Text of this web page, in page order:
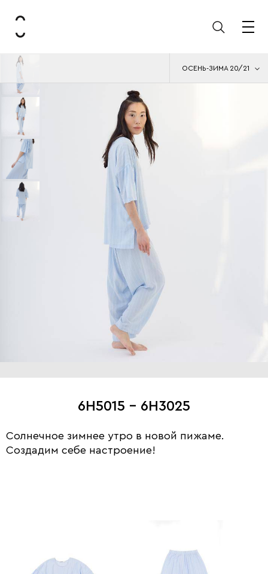
ОСЕНЬ-ЗИМА 20/21
6H5015 - 6H3025
Солнечное зимнее утро в новой пижаме.
Создадим себе настроение!